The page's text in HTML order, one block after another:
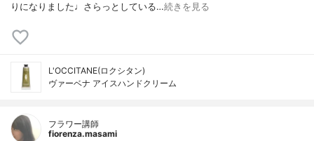
りになりました♩さらっとしている…続きを見る
L'OCCITANE(ロクシタン)
ヴァーベナ アイスハンドクリーム
フラワー講師
fiorenza.masami